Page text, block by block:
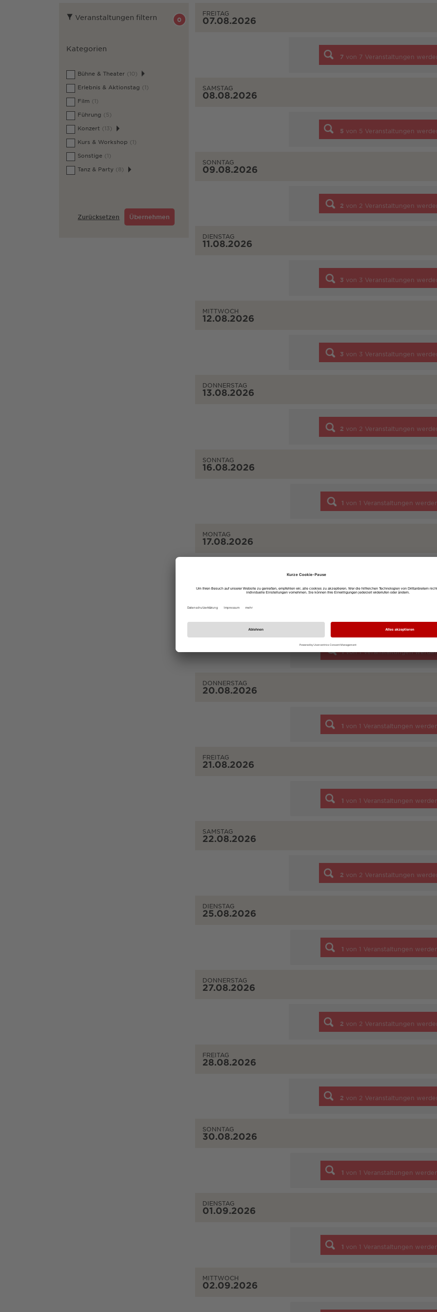
Veranstaltungen filtern 0
Kategorien
Bühne & Theater (10)
Erlebnis & Aktionstag (1)
Film (1)
Führung (5)
Konzert (13)
Kurs & Workshop (1)
Sonstige (1)
Tanz & Party (8)
Zurücksetzen Übernehmen
FREITAG
07.08.2026
7 von 7 Veranstaltungen
SAMSTAG
08.08.2026
5 von 5 Veranstaltungen
SONNTAG
09.08.2026
2 von 2 Veranstaltungen
DIENSTAG
11.08.2026
3 von 3 Veranstaltungen
MITTWOCH
12.08.2026
3 von 3 Veranstaltungen
DONNERSTAG
13.08.2026
2 von 2 Veranstaltungen
SONNTAG
16.08.2026
1 von 1 Veranstaltungen
MONTAG
17.08.2026
Veranstaltungen
DIENSTAG
1 von1Veranstaltungen
DONNERSTAG
20.08.2026
1 von 1 Veranstaltungen
FREITAG
21.08.2026
1 von 1 Veranstaltungen
SAMSTAG
22.08.2026
2 von 2 Veranstaltungen
DIENSTAG
25.08.2026
1 von 1 Veranstaltungen
DONNERSTAG
27.08.2026
2 von 2 Veranstaltungen
FREITAG
28.08.2026
2 von 2 Veranstaltungen
SONNTAG
30.08.2026
1 von 1 Veranstaltungen
DIENSTAG
01.09.2026
1 von 1 Veranstaltungen
MITTWOCH
02.09.2026